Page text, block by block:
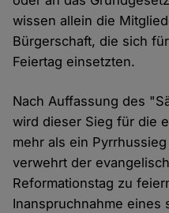
wissen allein die
Bürgerschaft, die sich
Feiertag einsetzten.
Nach Auffassung des
wird dieser Sieg für die
mehr als ein
verwehrt der
Reformationstag zu
Inanspruchnahme eines